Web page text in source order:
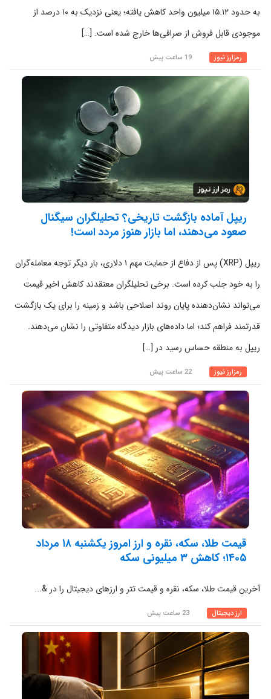
به حدود ۱۵.۱۲ میلیون واحد کاهش یافته؛ یعنی نزدیک به ۱۰ درصد از
موجودی قابل فروش از صرافی‌ها خارج شده است. […]
رمزارز نیوز 19 ساعت پیش
ریپل آماده بازگشت تاریخی؟ تحلیلگران سیگنال
صعود می‌دهند، اما بازار هنوز مردد است!
ریپل (XRP) پس از دفاع از حمایت مهم ۱ دلاری، بار دیگر توجه معامله‌گران
را به خود جلب کرده است. برخی تحلیلگران معتقدند کاهش اخیر قیمت
می‌تواند نشان‌دهنده پایان روند اصلاحی باشد و زمینه را برای یک بازگشت
قدرتمند فراهم کند؛ اما داده‌های بازار دیدگاه متفاوتی را نشان می‌دهند.
ریپل به منطقه حساس رسید در […]
رمزارز نیوز 22 ساعت پیش
قیمت طلا، سکه، نقره و ارز امروز یکشنبه ۱۸ مرداد
۱۴۰۵؛ کاهش ۳ میلیونی سکه
آخرین قیمت طلا، سکه، نقره و قیمت تتر و ارزهای دیجیتال را در &...
ارز دیجیتال 23 ساعت پیش